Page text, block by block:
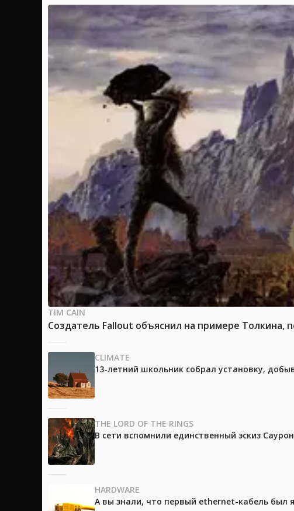
TIM CAIN
Создатель Fallout объяснил на примере Толкина,
CLIMATE
13-летний школьник собрал установку,
THE LORD OF THE RINGS
В сети вспомнили единственный эскиз
HARDWARE
А вы знали, что первый ethernet-кабель был